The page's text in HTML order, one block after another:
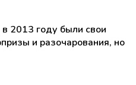
2013 году были свои
и разочарования, но